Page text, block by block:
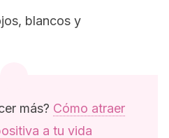
blancos y
más? Cómo atraer
a tu vida